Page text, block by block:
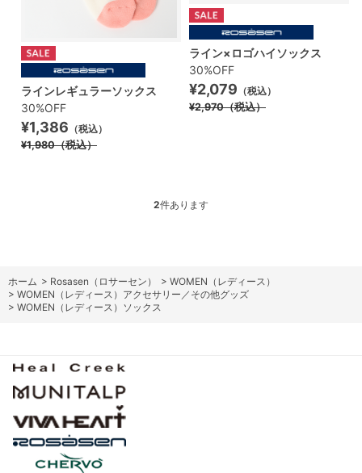
ラインレギュラーソックス
30%OFF
¥1,386 （税込）
¥1,980（税込）
ライン×ロゴハイソックス
30%OFF
¥2,079 （税込）
¥2,970（税込）
2件あります
ホーム > Rosasen（ロサーセン） > WOMEN（レディース）
> WOMEN（レディース）アクセサリー／その他グッズ
> WOMEN（レディース）ソックス